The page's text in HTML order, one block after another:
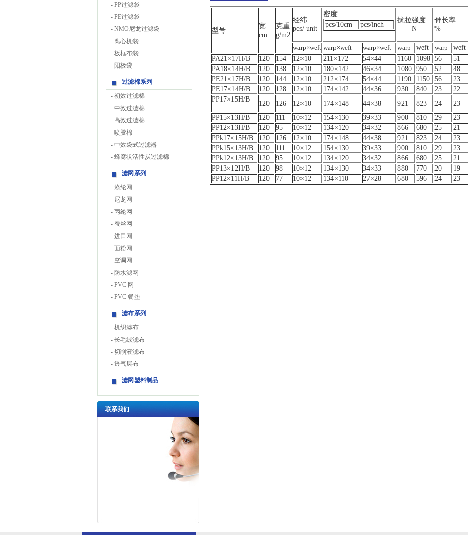
- PP过滤袋
- PE过滤袋
- NMO尼龙过滤袋
- 离心机袋
- 板框布袋
- 阳极袋
过滤棉系列
- 初效过滤棉
- 中效过滤棉
- 高效过滤棉
- 喷胶棉
- 中效袋式过滤器
- 蜂窝状活性炭过滤棉
滤网系列
- 涤纶网
- 尼龙网
- 丙纶网
- 蚕丝网
- 进口网
- 面粉网
- 空调网
- 防水滤网
- PVC 网
- PVC 餐垫
滤布系列
- 机织滤布
- 长毛绒滤布
- 切削液滤布
- 透气层布
滤网塑料制品
联系我们
地址：杭州经济技术开发区之
型号
宽
cm
克重
g/m2
经纬
pcs/ unit
密度
pcs/10cm
pcs/inch
抗拉强度
N
伸长率
%
warp×weft warp×weft warp×weft warp weft warp
weft
PA21×17H/B
120 154 12×10 211×172 54×44 1160 1098 56 51
PA18×14H/B
120 138 12×10 180×142 46×34 1080 950 52 48
PE21×17H/B
120 144 12×10 212×174 54×44 1190 1150 56 23
PE17×14H/B
120 128 12×10 174×142 44×36 930 840 23 22
PP17×15H/B
120 126 12×10 174×148 44×38 921 823 24 23
PP15×13H/B
120 111 10×12 154×130 39×33 900 810 29 23
PP12×13H/B
120 95 10×12 134×120 34×32 866 680 25 21
PPk17×15H/B
120 126 12×10 174×148 44×38 921 823 24 23
PPk15×13H/B
120 111 10×12 154×130 39×33 900 810 29 23
PPk12×13H/B
120 95 10×12 134×120 34×32 866 680 25 21
PP13×12H/B
120 98 10×12 134×130 34×33 880 770 20 19
PP12×11H/B
120 77 10×12 134×110 27×28 680 596 24 23